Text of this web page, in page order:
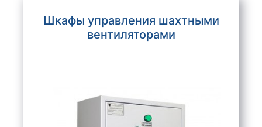
Шкафы управления шахтными
вентиляторами